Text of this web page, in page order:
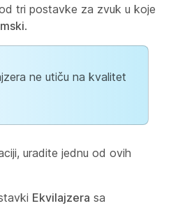
tri postavke za zvuk u koje
.
ne utiču na kvalitet
uradite jednu od ovih
Ekvilajzera sa